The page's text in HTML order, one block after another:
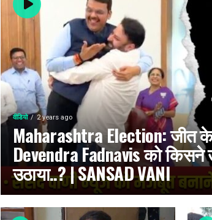
वीडियो 2 years ago
Maharashtra Election: जीत
Devendra Fadnavis को
उठाया..? | SANSAD VANI